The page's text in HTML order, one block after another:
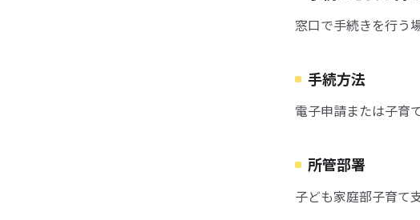
窓口で手続きを行う
手続方法
電子申請または子育
所管部署
子ども家庭部子育て